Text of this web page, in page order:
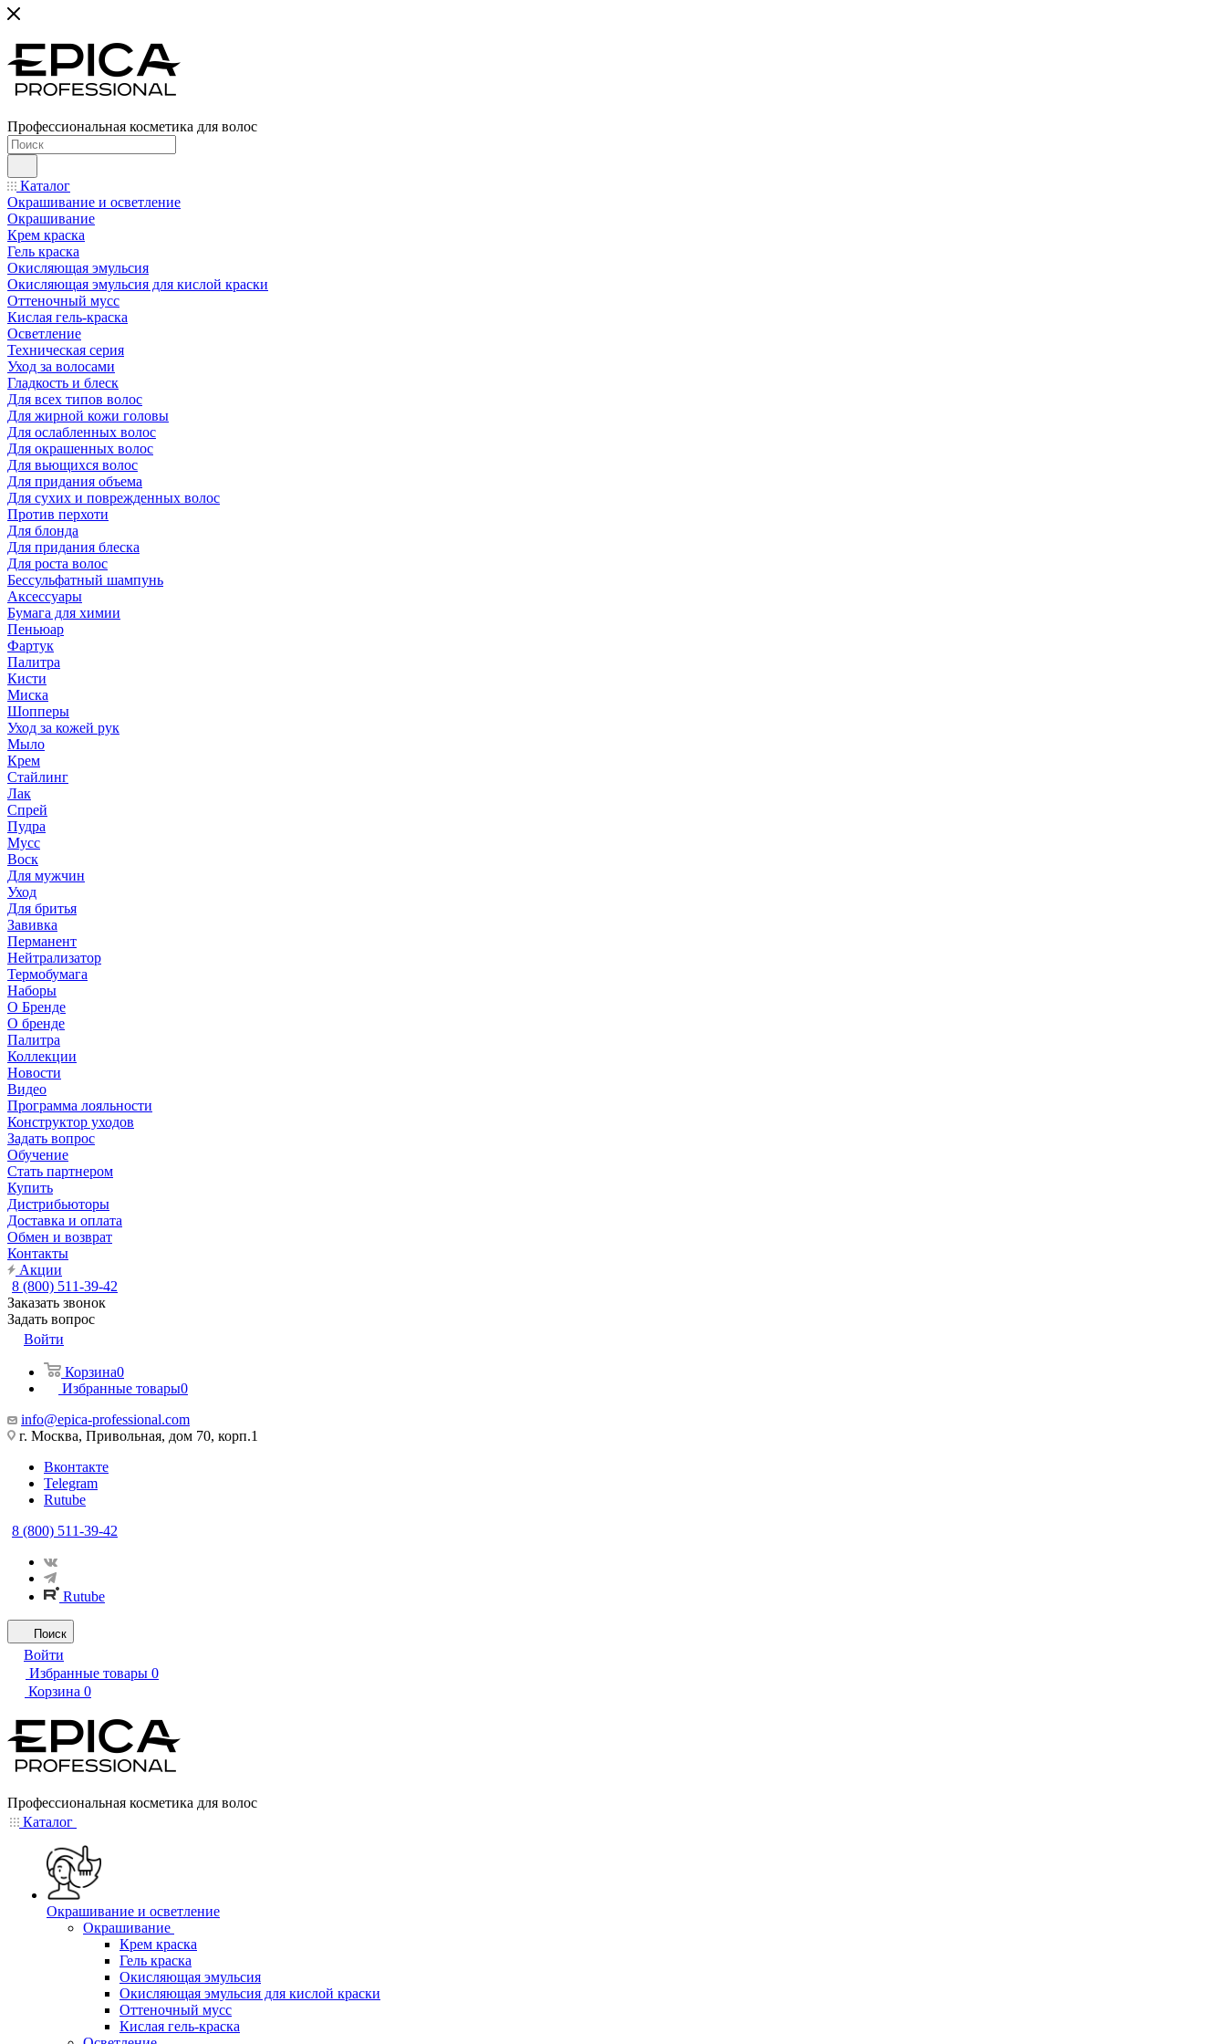
Профессиональная косметика для волос
Каталог
Окрашивание и осветление
Окрашивание
Крем краска
Гель краска
Окисляющая эмульсия
Окисляющая эмульсия для кислой краски
Оттеночный мусс
Кислая гель-краска
Осветление
Техническая серия
Уход за волосами
Гладкость и блеск
Для всех типов волос
Для жирной кожи головы
Для ослабленных волос
Для окрашенных волос
Для вьющихся волос
Для придания объема
Для сухих и поврежденных волос
Против перхоти
Для блонда
Для придания блеска
Для роста волос
Бессульфатный шампунь
Аксессуары
Бумага для химии
Пеньюар
Фартук
Палитра
Кисти
Миска
Шопперы
Уход за кожей рук
Мыло
Крем
Стайлинг
Лак
Спрей
Пудра
Мусс
Воск
Для мужчин
Уход
Для бритья
Завивка
Перманент
Нейтрализатор
Термобумага
Наборы
О Бренде
О бренде
Палитра
Коллекции
Новости
Видео
Программа лояльности
Конструктор уходов
Задать вопрос
Обучение
Стать партнером
Купить
Дистрибьюторы
Доставка и оплата
Обмен и возврат
Контакты
Акции
8 (800) 511-39-42
Заказать звонок
Задать вопрос
Войти
Корзина0
Избранные товары0
info@epica-professional.com
г. Москва, Привольная, дом 70, корп.1
Вконтакте
Telegram
Rutube
8 (800) 511-39-42
Rutube
Поиск
Войти
Избранные товары 0
Корзина 0
Профессиональная косметика для волос
Каталог
Окрашивание и осветление
Окрашивание
Крем краска
Гель краска
Окисляющая эмульсия
Окисляющая эмульсия для кислой краски
Оттеночный мусс
Кислая гель-краска